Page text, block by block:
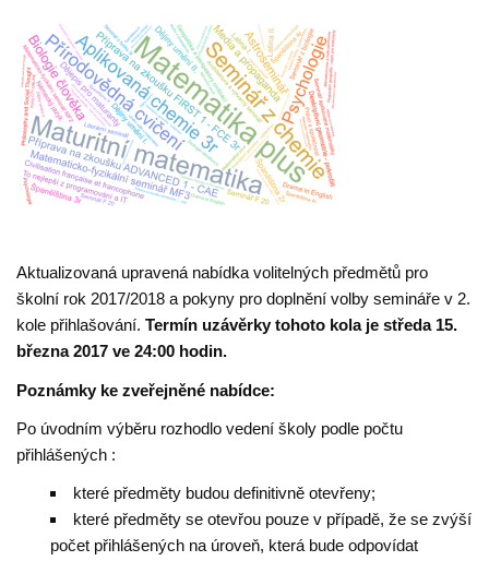
Aktualizovaná upravená nabídka volitelných předmětů pro
školní rok 2017/2018 a pokyny pro doplnění volby semináře v 2.
kole přihlašování.Termín uzávěrky tohoto kola je středa 15.
března 2017 ve 24:00 hodin.
Poznámky ke zveřejněné nabídce:
Po úvodním výběru rozhodlo vedení školy podle počtu
přihlášených :
které předměty budou definitivně otevřeny;
které předměty se otevřou pouze v případě, že se zvýší
počet přihlášených na úroveň, která bude odpovídat